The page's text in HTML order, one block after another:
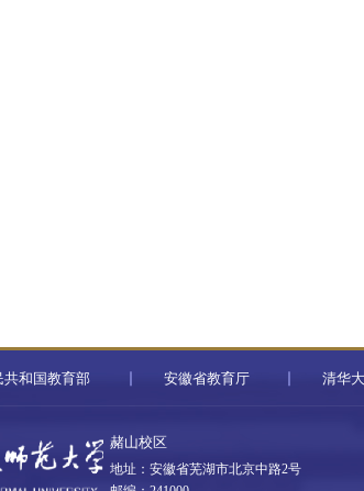
共和国教育部 安徽省教育厅 清华
赭山校区
地址：安徽省芜湖市北京中路2号